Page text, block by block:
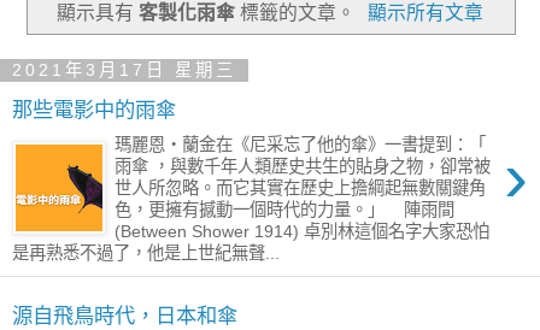
顯示具有 客製化雨傘標籤的文章。 顯示所有文章
2021年3月17日 星期三
那些電影中的雨傘
›
瑪麗恩・蘭金在《尼采忘了他的傘》一書提到：「
雨傘 ，與數千年人類歷史共生的貼身之物，卻常被
世人所忽略。而它其實在歷史上擔綱起無數關鍵角
色，更擁有撼動一個時代的力量。」 陣雨間
(Between Shower 1914) 卓別林這個名字大家恐怕
是再熟悉不過了，他是上世紀無聲...
源自飛鳥時代，日本和傘